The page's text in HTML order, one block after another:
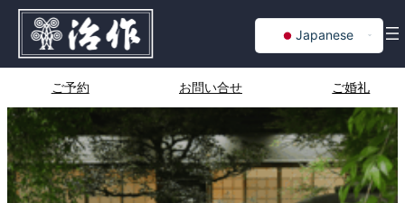
を
ッ
プ
Japanese
Korean
ご予約 お問い合せ ご婚礼